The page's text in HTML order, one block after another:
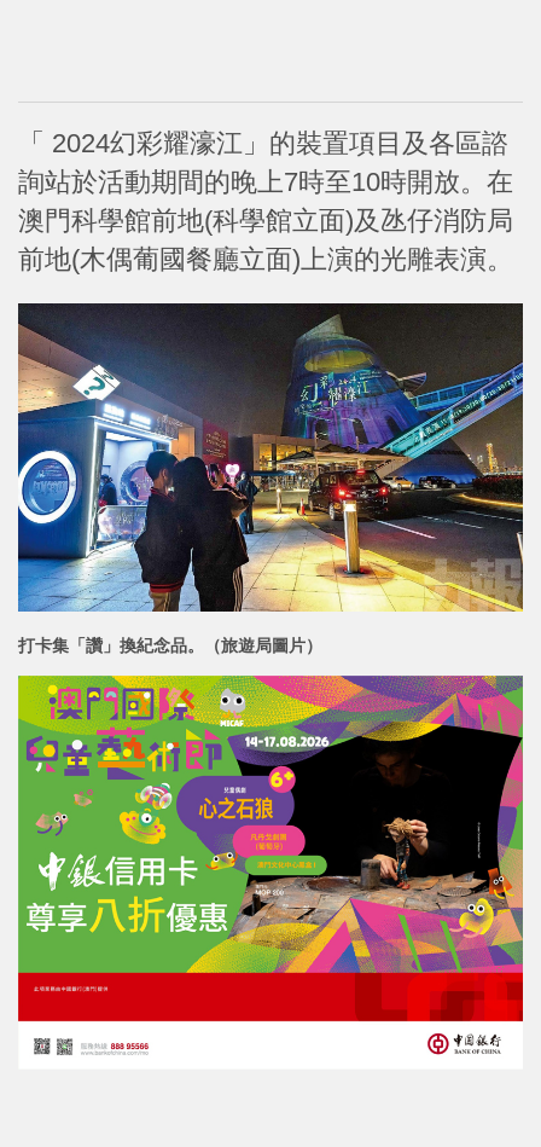
「 2024幻彩耀濠江」的裝置項目及各區諮
詢站於活動期間的晚上7時至10時開放。在
澳門科學館前地(科學館立面)及氹仔消防局
前地(木偶葡國餐廳立面)上演的光雕表演。
打卡集「讚」換紀念品。（旅遊局圖片）